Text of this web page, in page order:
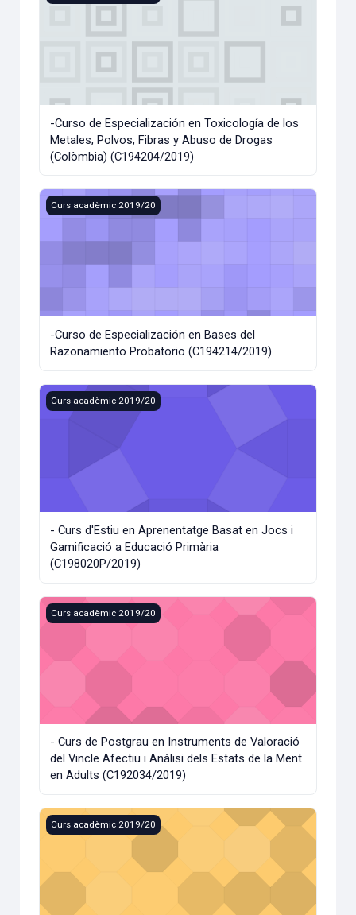
-Curso de Especialización en Toxicología de los
Metales, Polvos, Fibras y Abuso de Drogas
(Colòmbia) (C194204/2019)
-Curso de Especialización en Bases del Razonamiento
Curs acadèmic 2019/20
-Curso de Especialización en Bases del
Razonamiento Probatorio (C194214/2019)
- Curs d'Estiu en Aprenentatge Basat en Jocs i
Curs acadèmic 2019/20
- Curs d'Estiu en Aprenentatge Basat en Jocs i
Gamificació a Educació Primària
(C198020P/2019)
- Curs de Postgrau en Instruments de Valoració del
Curs acadèmic 2019/20
- Curs de Postgrau en Instruments de Valoració
del Vincle Afectiu i Anàlisi dels Estats de la Ment
en Adults (C192034/2019)
- Diploma de Postgrado en Arteterapia (Perú) (C191055/
Curs acadèmic 2019/20